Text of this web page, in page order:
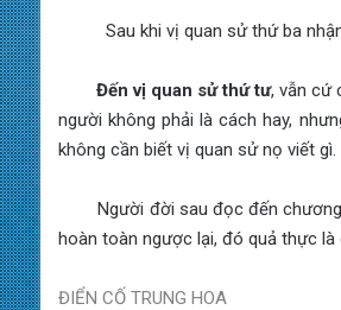
Sau khi vị quan sử thứ ba nhậm
Đến vị quan sử thứ tư, vẫn cứ
người không phải là cách hay,
không cần biết vị quan sử nọ viết gì.
Người đời sau đọc đến chương
hoàn toàn ngược lại, đó quả thực là
ĐIỂN CỐ TRUNG HOA